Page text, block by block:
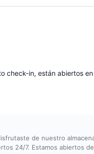
check-in, están abiertos
de nuestro
24/7. Estamos abiertos